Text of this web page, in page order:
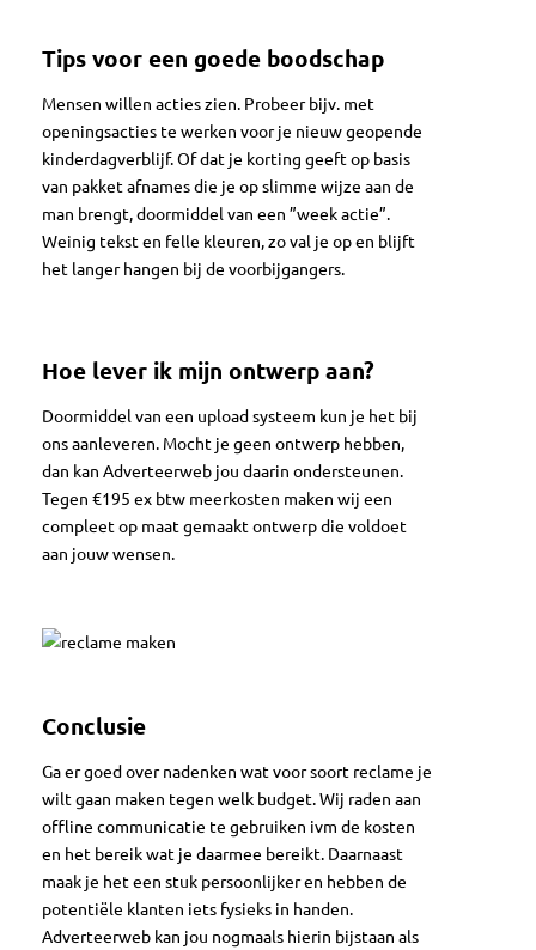
Tips voor een goede boodschap
Mensen willen acties zien. Probeer bijv. met
openingsacties te werken voor je nieuw geopende
kinderdagverblijf. Of dat je korting geeft op basis
van pakket afnames die je op slimme wijze aan de
man brengt, doormiddel van een ”week actie”.
Weinig tekst en felle kleuren, zo val je op en blijft
het langer hangen bij de voorbijgangers.
Hoe lever ik mijn ontwerp aan?
Doormiddel van een upload systeem kun je het bij
ons aanleveren. Mocht je geen ontwerp hebben,
dan kan Adverteerweb jou daarin ondersteunen.
Tegen €195 ex btw meerkosten maken wij een
compleet op maat gemaakt ontwerp die voldoet
aan jouw wensen.
Conclusie
Ga er goed over nadenken wat voor soort reclame je
wilt gaan maken tegen welk budget. Wij raden aan
offline communicatie te gebruiken ivm de kosten
en het bereik wat je daarmee bereikt. Daarnaast
maak je het een stuk persoonlijker en hebben de
potentiële klanten iets fysieks in handen.
Adverteerweb kan jou nogmaals hierin bijstaan als